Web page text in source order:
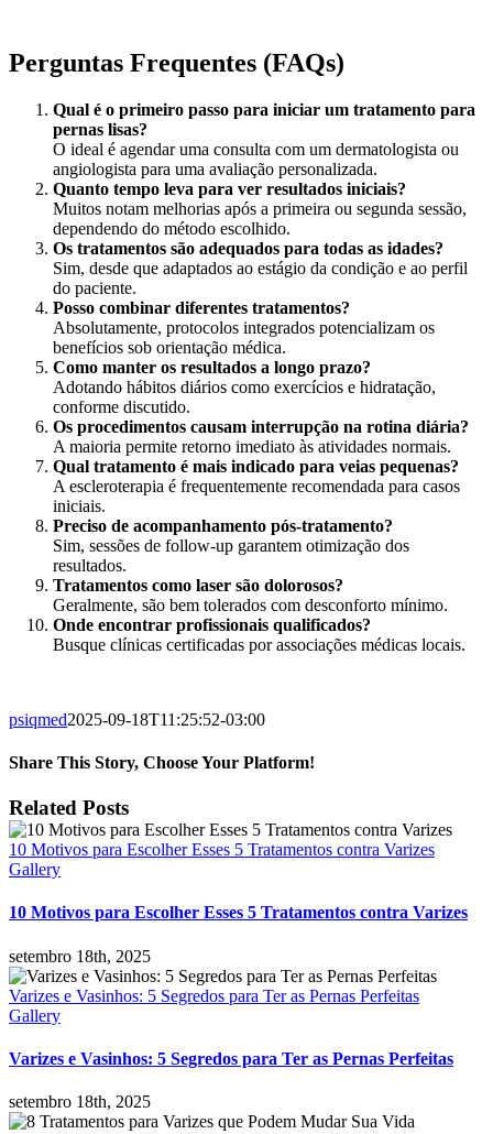
Perguntas Frequentes (FAQs)
Qual é o primeiro passo para iniciar um tratamento para
pernas lisas?
O ideal é agendar uma consulta com um dermatologista ou
angiologista para uma avaliação personalizada.
Quanto tempo leva para ver resultados iniciais?
Muitos notam melhorias após a primeira ou segunda sessão,
dependendo do método escolhido.
Os tratamentos são adequados para todas as idades?
Sim, desde que adaptados ao estágio da condição e ao perfil
do paciente.
Posso combinar diferentes tratamentos?
Absolutamente, protocolos integrados potencializam os
benefícios sob orientação médica.
Como manter os resultados a longo prazo?
Adotando hábitos diários como exercícios e hidratação,
conforme discutido.
Os procedimentos causam interrupção na rotina diária?
A maioria permite retorno imediato às atividades normais.
Qual tratamento é mais indicado para veias pequenas?
A escleroterapia é frequentemente recomendada para casos
iniciais.
Preciso de acompanhamento pós-tratamento?
Sim, sessões de follow-up garantem otimização dos
resultados.
Tratamentos como laser são dolorosos?
Geralmente, são bem tolerados com desconforto mínimo.
Onde encontrar profissionais qualificados?
Busque clínicas certificadas por associações médicas locais.
psiqmed2025-09-18T11:25:52-03:00
Share This Story, Choose Your Platform!
Facebook
X
Reddit
LinkedIn
Tumblr
Pinterest
Vk
Email
Related Posts
10 Motivos para Escolher Esses 5 Tratamentos contra Varizes
Gallery
10 Motivos para Escolher Esses 5 Tratamentos contra Varizes
setembro 18th, 2025
Varizes e Vasinhos: 5 Segredos para Ter as Pernas Perfeitas
Gallery
Varizes e Vasinhos: 5 Segredos para Ter as Pernas Perfeitas
setembro 18th, 2025